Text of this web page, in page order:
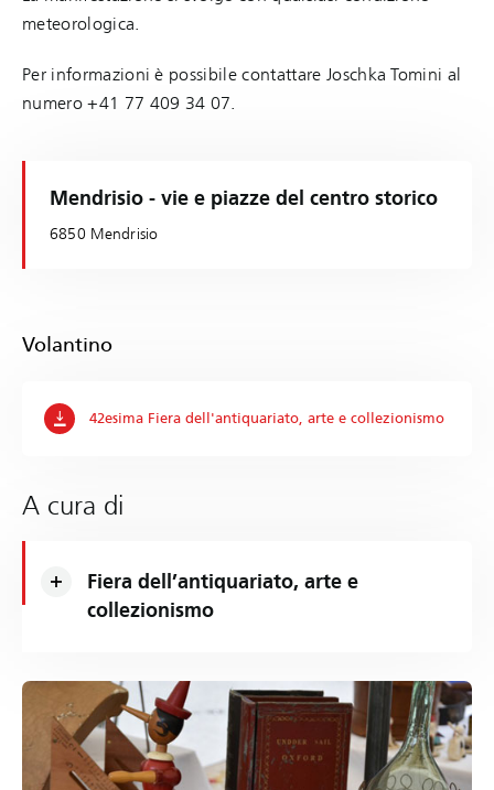
meteorologica.
Per informazioni è possibile contattare Joschka Tomini al
numero +41 77 409 34 07.
Mendrisio - vie e piazze del centro storico
6850 Mendrisio
Volantino
42esima Fiera dell'antiquariato, arte e collezionismo
A cura di
Fiera dell’antiquariato, arte e
collezionismo